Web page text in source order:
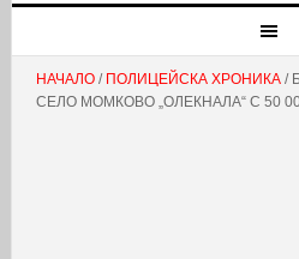
НАЧАЛО/ ПОЛИЦЕЙСКА ХРОНИКА/
СЕЛО МОМКОВО „ОЛЕКНАЛА“ С 50